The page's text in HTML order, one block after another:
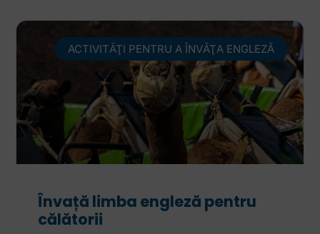
ACTIVITĂŢI PENTRU A ÎNVĂŢA ENGLEZĂ
Învață limba engleză pentru
călătorii